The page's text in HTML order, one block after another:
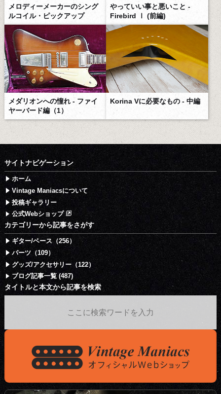
メロディーメーカーのシング
ルコイル・ピックアップ
やっていい事と悪いこと -
Firebird Ⅰ (前編)
メダリオンへの憧れ - ファイ
ヤーバード編（1）
Korina Vに必要なもの - 中編
サイトナビゲーション
ホーム
Vintage Maniacsについて
投稿ギャラリー
公式Webショップ
カテゴリーから記事をさがす
ギター/ベース（256）
パーツ（109）
グッズ/アクセサリー（122）
ブログ記事一覧 (487)
タイトルと本文から記事を検索